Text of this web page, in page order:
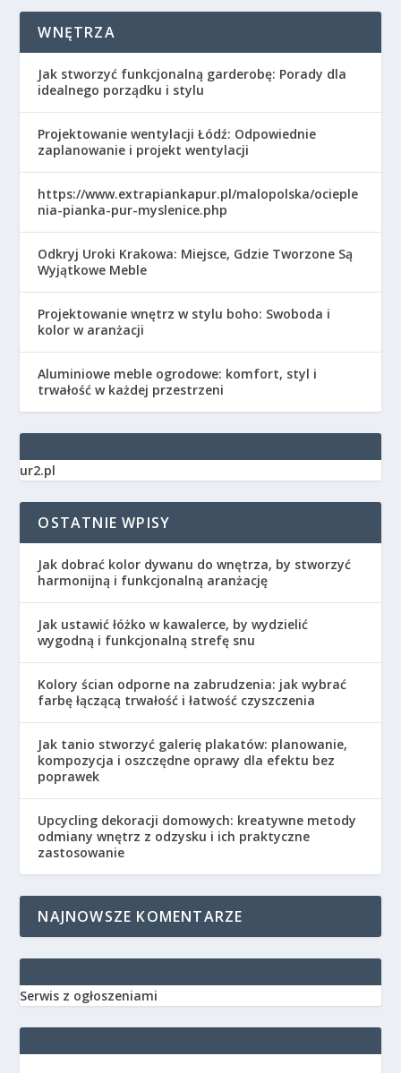
WNĘTRZA
Jak stworzyć funkcjonalną garderobę: Porady dla
idealnego porządku i stylu
Projektowanie wentylacji Łódź: Odpowiednie
zaplanowanie i projekt wentylacji
https://www.extrapiankapur.pl/malopolska/ocieple
nia-pianka-pur-myslenice.php
Odkryj Uroki Krakowa: Miejsce, Gdzie Tworzone Są
Wyjątkowe Meble
Projektowanie wnętrz w stylu boho: Swoboda i
kolor w aranżacji
Aluminiowe meble ogrodowe: komfort, styl i
trwałość w każdej przestrzeni
ur2.pl
OSTATNIE WPISY
Jak dobrać kolor dywanu do wnętrza, by stworzyć
harmonijną i funkcjonalną aranżację
Jak ustawić łóżko w kawalerce, by wydzielić
wygodną i funkcjonalną strefę snu
Kolory ścian odporne na zabrudzenia: jak wybrać
farbę łączącą trwałość i łatwość czyszczenia
Jak tanio stworzyć galerię plakatów: planowanie,
kompozycja i oszczędne oprawy dla efektu bez
poprawek
Upcycling dekoracji domowych: kreatywne metody
odmiany wnętrz z odzysku i ich praktyczne
zastosowanie
NAJNOWSZE KOMENTARZE
Serwis z ogłoszeniami